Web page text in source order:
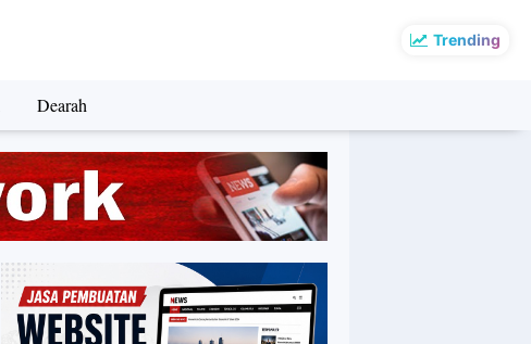
Trending
Dearah